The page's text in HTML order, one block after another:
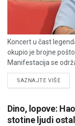
Koncert u čast
okupio je brojne
Manifestacija se
SAZNAJTE VIŠE
Dino, lopove:
stotine ljudi